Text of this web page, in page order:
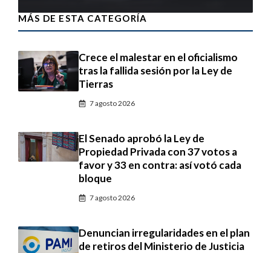
MÁS DE ESTA CATEGORÍA
Crece el malestar en el oficialismo
tras la fallida sesión por la Ley de
Tierras
7 agosto 2026
El Senado aprobó la Ley de
Propiedad Privada con 37 votos a
favor y 33 en contra: así votó cada
bloque
7 agosto 2026
Denuncian irregularidades en el plan
de retiros del Ministerio de Justicia